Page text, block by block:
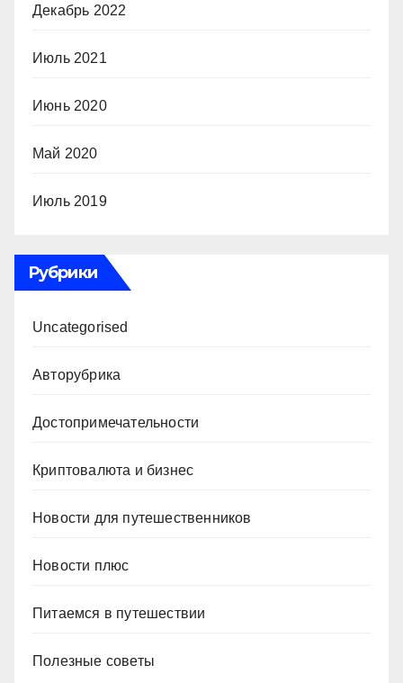
Декабрь 2022
Июль 2021
Июнь 2020
Май 2020
Июль 2019
Рубрики
Uncategorised
Авторубрика
Достопримечательности
Криптовалюта и бизнес
Новости для путешественников
Новости плюс
Питаемся в путешествии
Полезные советы